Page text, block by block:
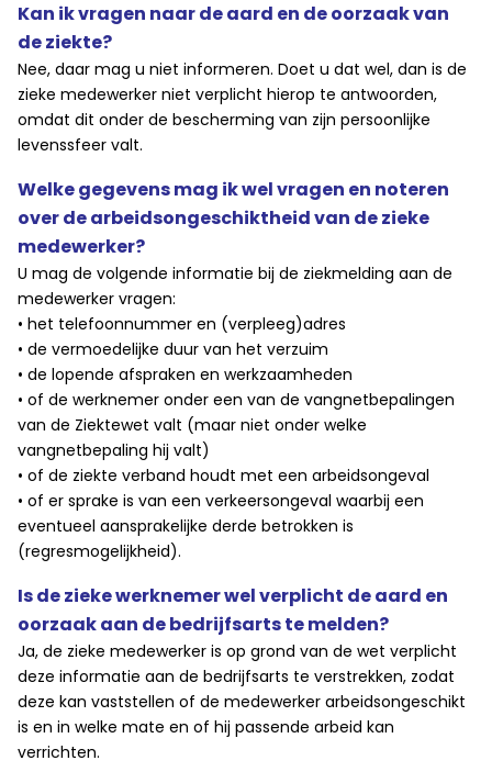
Kan ik vragen naar de aard en de oorzaak van
de ziekte?
Nee, daar mag u niet informeren. Doet u dat wel, dan is de
zieke medewerker niet verplicht hierop te antwoorden,
omdat dit onder de bescherming van zijn persoonlijke
levenssfeer valt.
Welke gegevens mag ik wel vragen en noteren
over de arbeidsongeschiktheid van de zieke
medewerker?
U mag de volgende informatie bij de ziekmelding aan de
medewerker vragen:
• het telefoonnummer en (verpleeg)adres
• de vermoedelijke duur van het verzuim
• de lopende afspraken en werkzaamheden
• of de werknemer onder een van de vangnetbepalingen
van de Ziektewet valt (maar niet onder welke
vangnetbepaling hij valt)
• of de ziekte verband houdt met een arbeidsongeval
• of er sprake is van een verkeersongeval waarbij een
eventueel aansprakelijke derde betrokken is
(regresmogelijkheid).
Is de zieke werknemer wel verplicht de aard en
oorzaak aan de bedrijfsarts te melden?
Ja, de zieke medewerker is op grond van de wet verplicht
deze informatie aan de bedrijfsarts te verstrekken, zodat
deze kan vaststellen of de medewerker arbeidsongeschikt
is en in welke mate en of hij passende arbeid kan
verrichten.